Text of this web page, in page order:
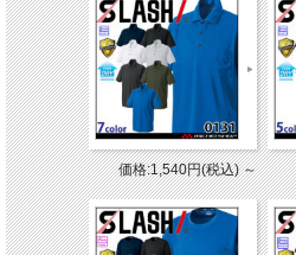
価格:1,540円(税込)～